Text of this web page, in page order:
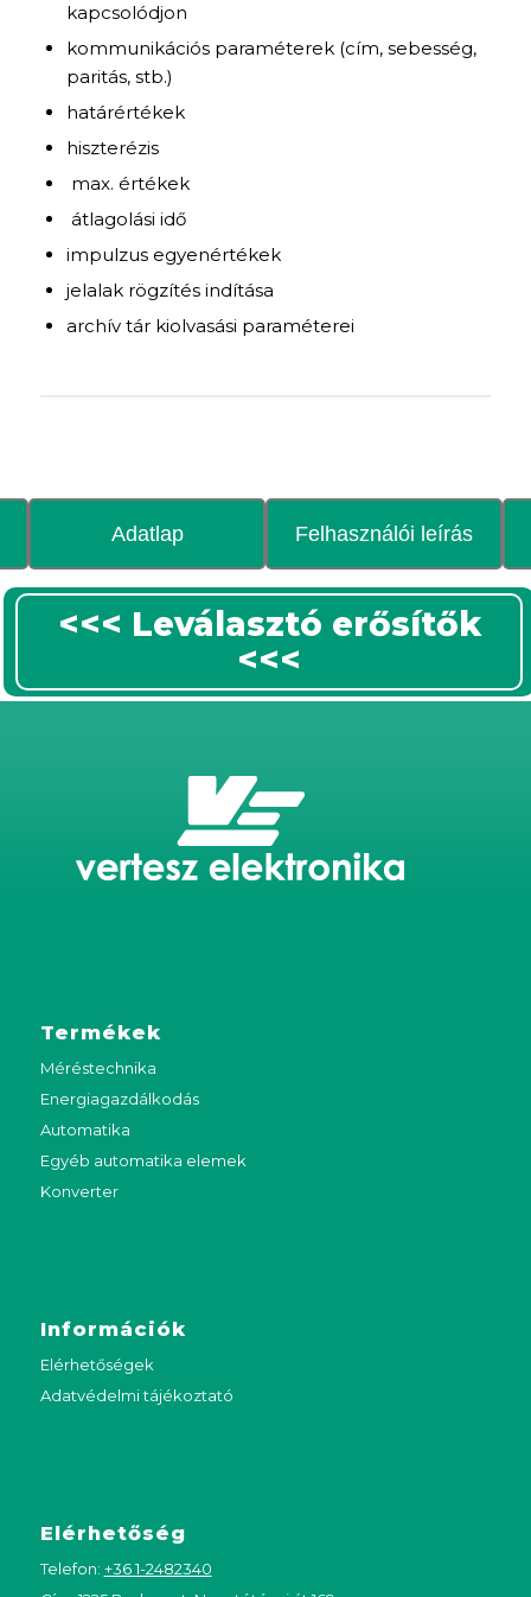
kapcsolódjon
kommunikációs paraméterek (cím, sebesség,
paritás, stb.)
határértékek
hiszterézis
max. értékek
átlagolási idő
impulzus egyenértékek
jelalak rögzítés indítása
archív tár kiolvasási paraméterei
Adatlap Felhasználói leírás
<<< Leválasztó erősítők
<<<
Termékek
Méréstechnika
Energiagazdálkodás
Automatika
Egyéb automatika elemek
Konverter
Információk
Elérhetőségek
Adatvédelmi tájékoztató
Elérhetőség
Telefon: +36 1-2482340